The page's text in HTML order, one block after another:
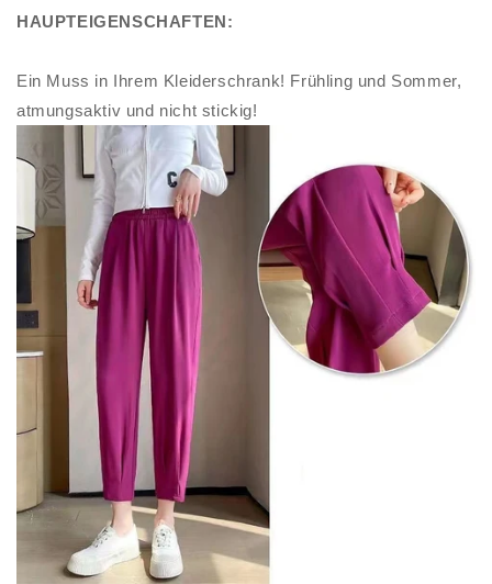
HAUPTEIGENSCHAFTEN:
Ein Muss in Ihrem Kleiderschrank! Frühling und Sommer,
atmungsaktiv und nicht stickig!